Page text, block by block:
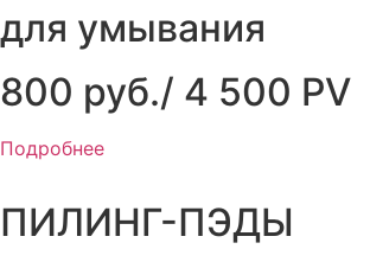
для умывания
800 руб./ 4 500 PV
Подробнее
ПИЛИНГ-ПЭДЫ